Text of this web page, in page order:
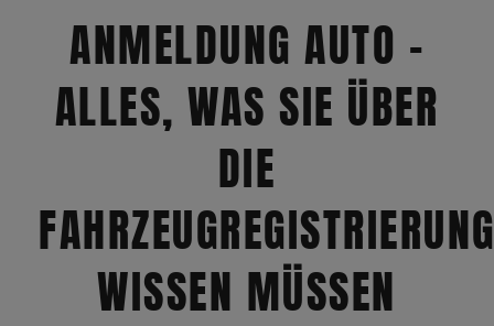
ANMELDUNG AUTO –
ALLES, WAS SIE ÜBER
DIE
WISSEN MÜSSEN